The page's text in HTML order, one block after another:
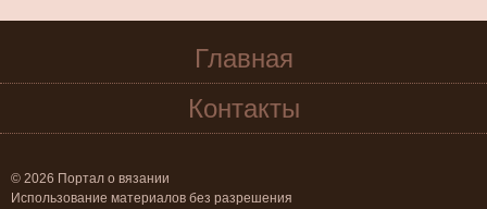
Главная
Контакты
© 2026 Портал о вязании
Использование материалов без разрешения